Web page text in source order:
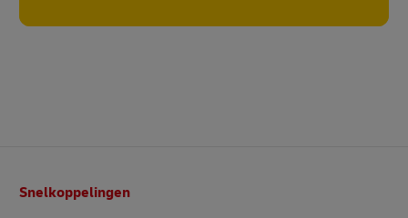
Snelkoppelingen